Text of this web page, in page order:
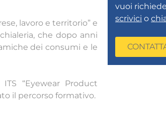
lavoro e territorio” e
che dopo anni
dei consumi e le
“Eyewear Product
il percorso formativo.
vuoi
scrivici o